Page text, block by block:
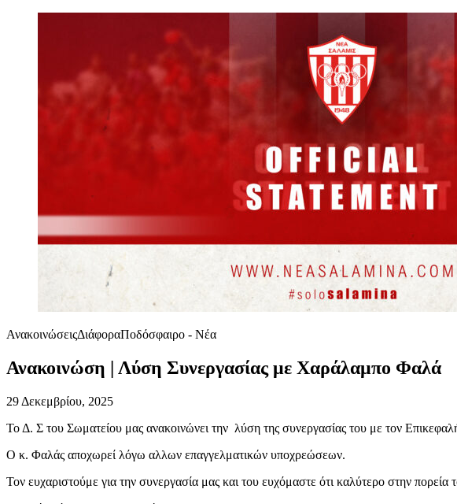
ΑνακοινώσειςΔιάφοραΠοδόσφαιρο - Νέα
Ανακοινώση | Λύση Συνεργασίας με Χαράλαμπο Φαλά
29 Δεκεμβρίου, 2025
Το Δ. Σ του Σωματείου μας ανακοινώνει την λύση της συνεργασίας του με τον
Ο κ. Φαλάς αποχωρεί λόγω αλλων επαγγελματικών υποχρεώσεων.
Τον ευχαριστούμε για την συνεργασία μας και του ευχόμαστε ότι καλύτερο στην πορεία